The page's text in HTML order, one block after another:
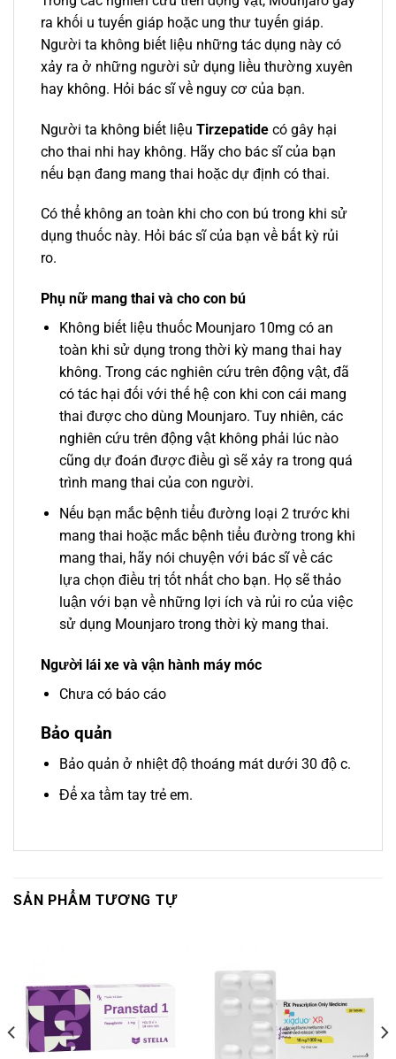
ra khối u tuyến giáp hoặc ung thư tuyến giáp.
Người ta không biết liệu những tác dụng này có
xảy ra ở những người sử dụng liều thường xuyên
hay không. Hỏi bác sĩ về nguy cơ của bạn.
Người ta không biết liệu Tirzepatide có gây hại
cho thai nhi hay không. Hãy cho bác sĩ của bạn
nếu bạn đang mang thai hoặc dự định có thai.
Có thể không an toàn khi cho con bú trong khi sử
dụng thuốc này. Hỏi bác sĩ của bạn về bất kỳ rủi
ro.
Phụ nữ mang thai và cho con bú
Không biết liệu thuốc Mounjaro 10mg có an
toàn khi sử dụng trong thời kỳ mang thai hay
không. Trong các nghiên cứu trên động vật, đã
có tác hại đối với thế hệ con khi con cái mang
thai được cho dùng Mounjaro. Tuy nhiên, các
nghiên cứu trên động vật không phải lúc nào
cũng dự đoán được điều gì sẽ xảy ra trong quá
trình mang thai của con người.
Nếu bạn mắc bệnh tiểu đường loại 2 trước khi
mang thai hoặc mắc bệnh tiểu đường trong khi
mang thai, hãy nói chuyện với bác sĩ về các
lựa chọn điều trị tốt nhất cho bạn. Họ sẽ thảo
luận với bạn về những lợi ích và rủi ro của việc
sử dụng Mounjaro trong thời kỳ mang thai.
Người lái xe và vận hành máy móc
Chưa có báo cáo
Bảo quản
Bảo quản ở nhiệt độ thoáng mát dưới 30 độ c.
Để xa tầm tay trẻ em.
SẢN PHẨM TƯƠNG TỰ